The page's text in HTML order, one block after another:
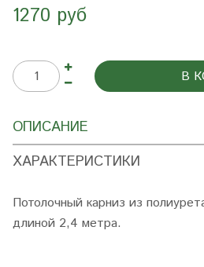
1270 руб
В
ОПИСАНИЕ
ХАРАКТЕРИСТИКИ
Потолочный карниз из
длиной 2,4 метра.